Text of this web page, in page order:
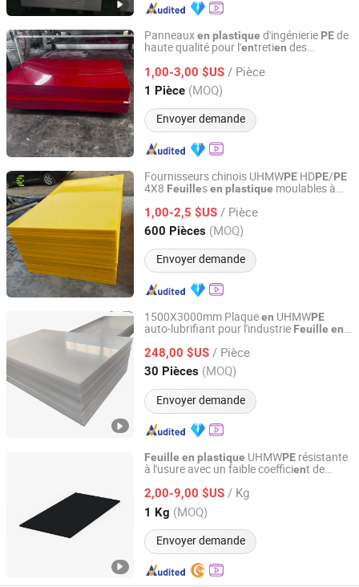
Panneauxen plastique d'ingénierie PEde
haute qualité pour l'entretien des
1,00-3,00 $US / Pièce
1 Pièce (MOQ)
Envoyer demande
Hebei Runhao Kangda Intelligent Technology Co., Ltd.
Hebei, China Depuis 2026
Fournisseurs chinois UHMWPE HDPE/PE
4X8 Feuillesen plastique moulables à
1,00-2,5 $US / Pièce
600 Pièces (MOQ)
Envoyer demande
Xiamen Erikeke Industrial and Trading Co., Ltd.
Fujian, China Depuis 2019
1500X3000mm Plaqueen UHMWPE
auto-lubrifiant pour l'industrie Feuille en
248,00 $US / Pièce
30 Pièces (MOQ)
Envoyer demande
Shandong Huaao Engineering Technology Co., Ltd.
Shandong, China Depuis 2020
Feuille en plastique UHMWPE résistante
à l'usure avec un faible coefficient de
l'agriculturePE1000
2,00-9,00 $US / Kg
1 Kg (MOQ)
Envoyer demande
Shenyang Heavy Forge (Zhong Duan) Hydraulic Press
Manufacturing Co., Ltd.
Liaoning, China Depuis 2019